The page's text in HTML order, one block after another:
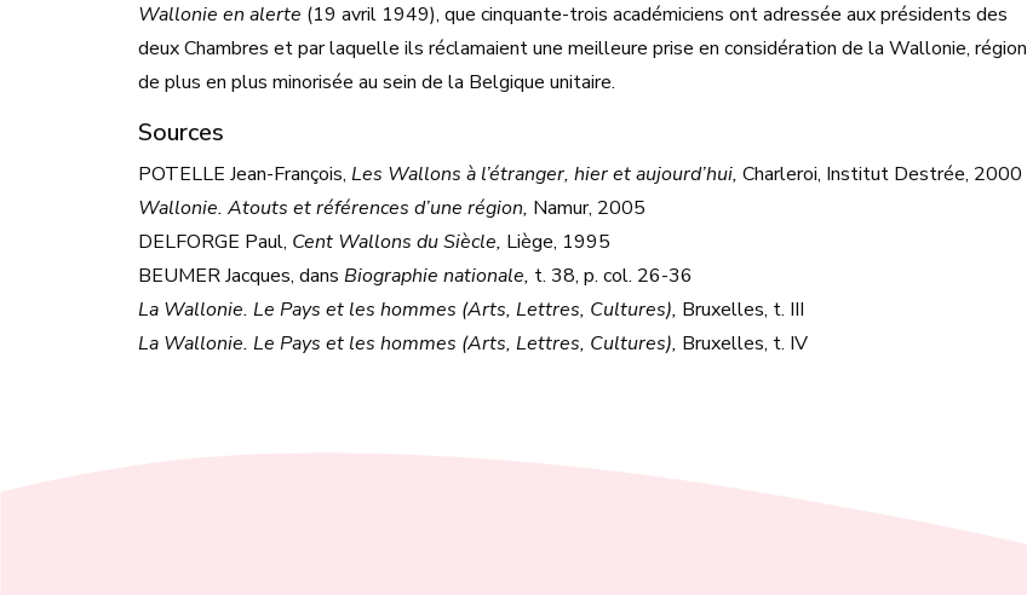
Wallonie en alerte (19 avril 1949), que cinquante-trois académiciens ont adressée aux présidents des
deux Chambres et par laquelle ils réclamaient une meilleure prise en considération de la Wallonie, région
de plus en plus minorisée au sein de la Belgique unitaire.
Sources
POTELLE Jean-François, Les Wallons à l’étranger, hier et aujourd’hui, Charleroi, Institut Destrée, 2000
Wallonie. Atouts et références d’une région, Namur, 2005
DELFORGE Paul, Cent Wallons du Siècle, Liège, 1995
BEUMER Jacques, dans Biographie nationale, t. 38, p. col. 26-36
La Wallonie. Le Pays et les hommes (Arts, Lettres, Cultures), Bruxelles, t. III
La Wallonie. Le Pays et les hommes (Arts, Lettres, Cultures), Bruxelles, t. IV